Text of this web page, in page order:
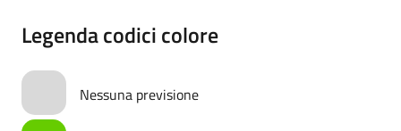
Legenda codici colore
Nessuna previsione